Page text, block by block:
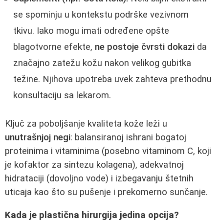
se spominju u kontekstu podrške vezivnom
tkivu. Iako mogu imati određene opšte
blagotvorne efekte, ne postoje čvrsti dokazi da
značajno zatežu kožu nakon velikog gubitka
težine. Njihova upotreba uvek zahteva prethodnu
konsultaciju sa lekarom.
Ključ za poboljšanje kvaliteta kože leži u
unutrašnjoj negi: balansiranoj ishrani bogatoj
proteinima i vitaminima (posebno vitaminom C, koji
je kofaktor za sintezu kolagena), adekvatnoj
hidrataciji (dovoljno vode) i izbegavanju štetnih
uticaja kao što su pušenje i prekomerno sunčanje.
Kada je plastična hirurgija jedina opcija?